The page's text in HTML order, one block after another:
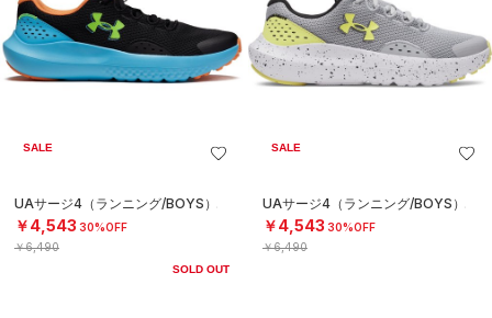
SALE
UAサージ4（ランニング/BOYS）
￥4,543 30%OFF
￥6,490
SOLD OUT
SALE
UAサージ4（ランニング/BOYS）
￥4,543 30%OFF
￥6,490